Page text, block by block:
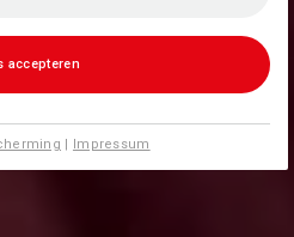
accepteren
| Impressum